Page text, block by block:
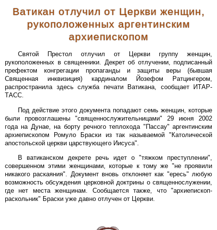
Ватикан отлучил от Церкви женщин,
рукоположенных аргентинским
архиепископом
Святой Престол отлучил от Церкви группу женщин,
рукоположенных в священники. Декрет об отлучении, подписанный
префектом конгрегации пропаганды и защиты веры (бывшая
Священная инквизиция) кардиналом Йозефом Ратцингером,
распространила здесь служба печати Ватикана, сообщает ИТАР-
ТАСС.
Под действие этого документа попадают семь женщин, которые
были провозглашены "священнослужительницами" 29 июня 2002
года на Дунае, на борту речного теплохода "Пассау" аргентинским
архиепископом Ромуло Браски из так называемой "Католической
апостольской церкви царствующего Иисуса".
В ватиканском декрете речь идет о "тяжком преступлении",
совершенном этими женщинами, которые к тому же "не проявили
никакого раскаяния". Документ вновь отклоняет как "ересь" любую
возможность обсуждения церковной доктрины о священнослужении,
где нет места женщинам. Сообщается также, что "архиепископ-
раскольник" Браски уже давно отлучен от Церкви.